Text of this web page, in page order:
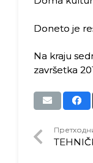
Doneto je
Na kraju
završetka